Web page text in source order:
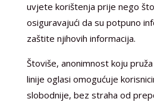
uvjete korištenja prije nego
osiguravajući da su potpuno
zaštite njihovih informacija.
Štoviše, anonimnost koju
linije oglasi omogućuje
slobodnije, bez straha od